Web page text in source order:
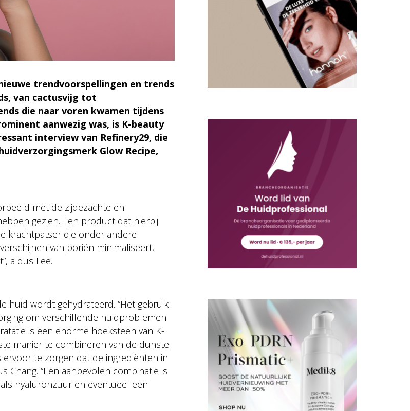
trendvoorspellingen en trends
van cactusvijg tot
die naar voren kwamen tijdens
aanwezig was, is K-beauty
interview van Refinery29, die
Glow Recipe,
met de zijdezachte en
gezien. Een product dat hierbij
krachtpatser die onder andere
van poriën minimaliseert,
aldus Lee.
huid wordt gehydrateerd. “Het gebruik
om verschillende huidproblemen
is een enorme hoeksteen van K-
manier te combineren van de dunste
te zorgen dat de ingrediënten in
Chang. “Een aanbevolen combinatie is
hyaluronzuur en eventueel een